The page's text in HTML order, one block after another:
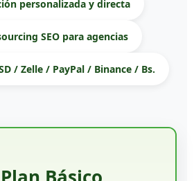
personalizada y directa
SEO para agencias
/ Zelle / PayPal / Binance / Bs.